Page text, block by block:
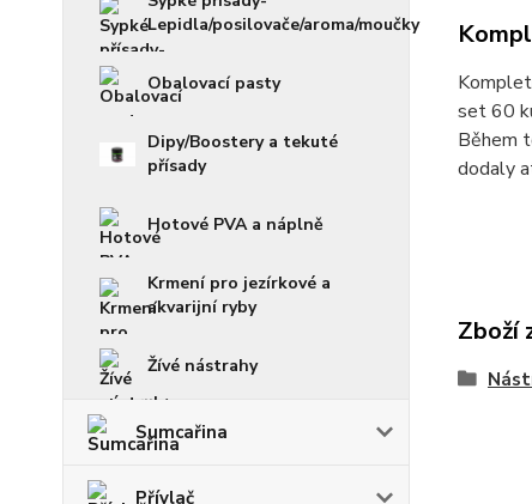
Lepidla/posilovače/aroma/moučky
Obalovací pasty
Dipy/Boostery a tekuté
přísady
Hotové PVA a náplně
Krmení pro jezírkové a
akvarijní ryby
Žívé nástrahy
Sumcařina
Přívlač
set 60
Během
dodaly
Zboží